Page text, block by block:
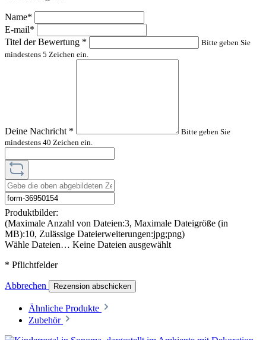
Name*
E-mail*
Titel der Bewertung *
Bitte geben Sie
mindestens 5 Zeichen ein.
Deine Nachricht *
Bitte geben Sie
mindestens 40 Zeichen ein.
Produktbilder:
(Maximale Anzahl von Dateien:3, Maximale Dateigröße (in
MB):10, Zulässige Dateierweiterungen:jpg;png)
Wähle Dateien… Keine Dateien ausgewählt
* Pflichtfelder
Abbrechen Rezension abschicken
Ähnliche Produkte
Zubehör